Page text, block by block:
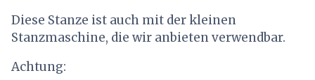
Diese Stanze ist auch mit der kleinen
Stanzmaschine, die wir anbieten verwendbar.
Achtung: